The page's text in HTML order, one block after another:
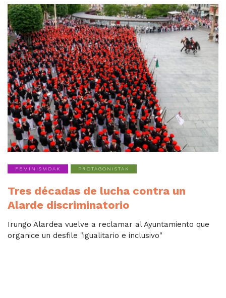
FEMINISMOAK PROTAGONISTAK
Tres décadas de lucha contra un
Alarde discriminatorio
Irungo Alardea vuelve a reclamar al Ayuntamiento que
organice un desfile "igualitario e inclusivo"